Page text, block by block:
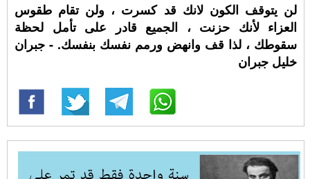
لن يتوقف الكون لانك قد كسرت ، ولن تقام طقوس
العزاء لأنك حزنت ، الجميع قادر على تأمل لحظة
سقوطك ، لذا قف وانهض ورمم نفسك بنفسك. - جبران
خليل جبران